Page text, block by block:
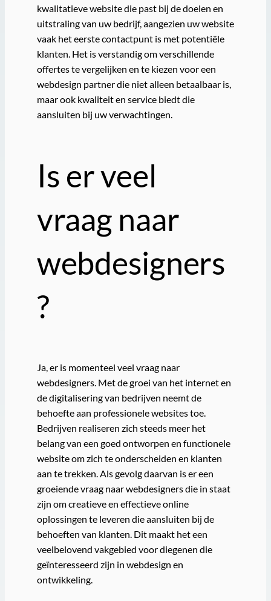
kwalitatieve website die past bij de doelen en
uitstraling van uw bedrijf, aangezien uw website
vaak het eerste contactpunt is met potentiële
klanten. Het is verstandig om verschillende
offertes te vergelijken en te kiezen voor een
webdesign partner die niet alleen betaalbaar is,
maar ook kwaliteit en service biedt die
aansluiten bij uw verwachtingen.
Is er veel
vraag naar
webdesigners
?
Ja, er is momenteel veel vraag naar
webdesigners. Met de groei van het internet en
de digitalisering van bedrijven neemt de
behoefte aan professionele websites toe.
Bedrijven realiseren zich steeds meer het
belang van een goed ontworpen en functionele
website om zich te onderscheiden en klanten
aan te trekken. Als gevolg daarvan is er een
groeiende vraag naar webdesigners die in staat
zijn om creatieve en effectieve online
oplossingen te leveren die aansluiten bij de
behoeften van klanten. Dit maakt het een
veelbelovend vakgebied voor diegenen die
geïnteresseerd zijn in webdesign en
ontwikkeling.